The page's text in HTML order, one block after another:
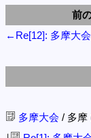
前
←Re[12]: 多摩大会
多摩大会 / 多摩